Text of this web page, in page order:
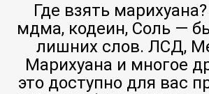
Где взять
мдма, кодеин, Соль —
лишних слов. ЛСД,
Марихуана и многое
это доступно для вас